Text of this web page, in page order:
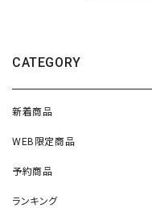
CATEGORY
新着商品
WEB限定商品
予約商品
ランキング